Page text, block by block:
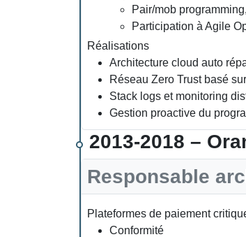
Pair/mob
Participation à Agile
Réalisations
Architecture cloud auto
Réseau Zero Trust basé
Stack logs et monitoring
Gestion proactive du
2013-2018 –
Responsable
Plateformes de paiement
Conformité